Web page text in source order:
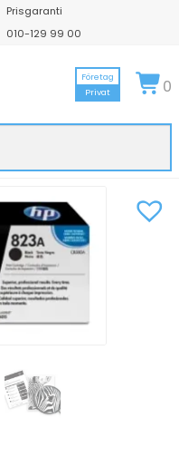
Prisgaranti
010-129 99 00
Företag
Privat
0